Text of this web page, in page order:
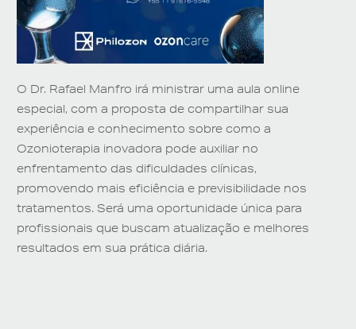
O Dr. Rafael Manfro irá ministrar umaaula online
especial,com a proposta de compartilhar sua
experiência e conhecimento sobre como a
Ozonioterapia inovadora pode auxiliar no
enfrentamento das dificuldades clínicas,
promovendo mais eficiência e previsibilidade nos
tratamentos. Será uma oportunidade única para
profissionais que buscam atualização e melhores
resultados em sua prática diária.